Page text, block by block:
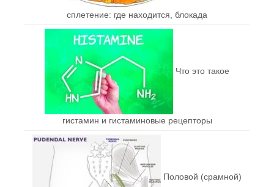
сплетение: где находится, блокада
Что это такое
гистамин и гистаминовые рецепторы
Половой (срамной)